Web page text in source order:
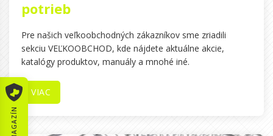
potrieb
Pre našich veľkoobchodných zákazníkov sme zriadili
sekciu VEĽKOOBCHOD, kde nájdete aktuálne akcie,
katalógy produktov, manuály a mnohé iné.
VIAC